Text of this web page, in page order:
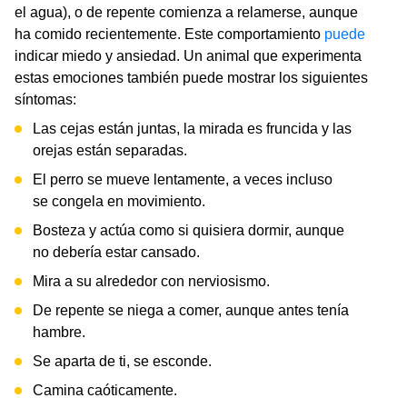
el agua), o de repente comienza a relamerse, aunque
ha comido recientemente. Este comportamiento puede
indicar miedo y ansiedad. Un animal que experimenta
estas emociones también puede mostrar los siguientes
síntomas:
Las cejas están juntas, la mirada es fruncida y las
orejas están separadas.
El perro se mueve lentamente, a veces incluso
se congela en movimiento.
Bosteza y actúa como si quisiera dormir, aunque
no debería estar cansado.
Mira a su alrededor con nerviosismo.
De repente se niega a comer, aunque antes tenía
hambre.
Se aparta de ti, se esconde.
Camina caóticamente.